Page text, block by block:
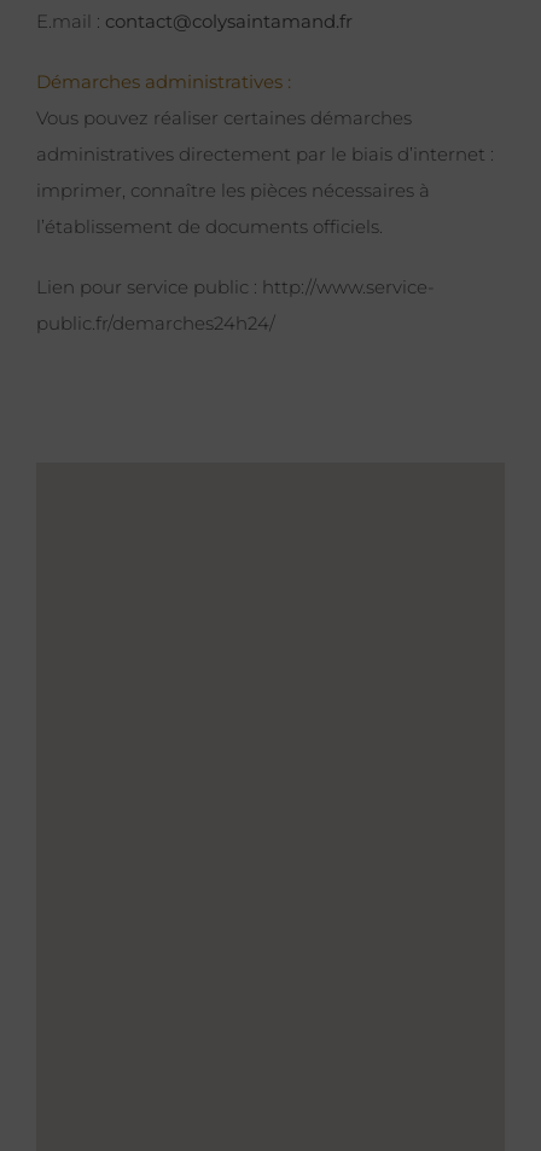
E.mail : contact@colysaintamand.fr
Démarches administratives :
Vous pouvez réaliser certaines démarches
administratives directement par le biais d’internet :
imprimer, connaître les pièces nécessaires à
l’établissement de documents officiels.
Lien pour service public : http://www.service-
public.fr/demarches24h24/